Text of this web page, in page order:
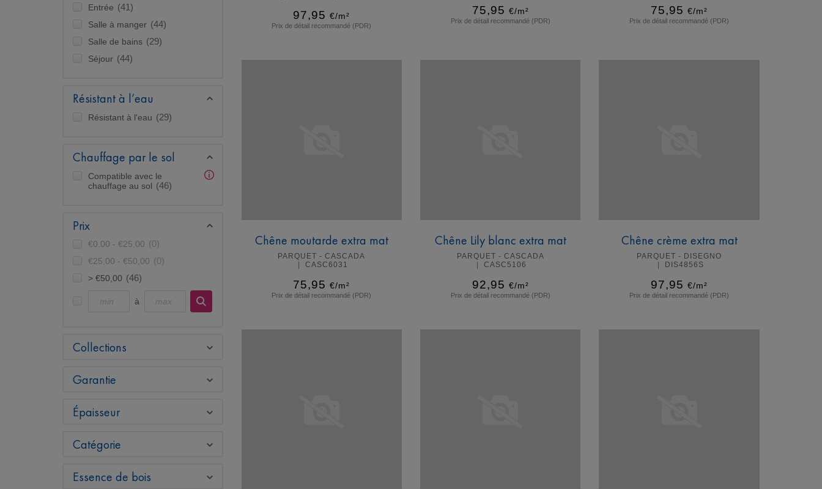
Entrée (41)
Salle à manger (44)
Salle de bains (29)
Séjour (44)
Résistant à l’eau
Résistant à l'eau (29)
Chauffage par le sol
Compatible avec le
chauffage au sol (46)
Prix
€0,00 - €25,00 (0)
€25,00 - €50,00 (0)
> €50,00 (46)
à
Collections
Garantie
Épaisseur
Catégorie
Essence de bois
97,95 €/m²
Prix de détail recommandé (PDR)
75,95 €/m²
Prix de détail recommandé (PDR)
75,95 €/m²
Prix de détail recommandé (PDR)
Chêne moutarde extra mat
PARQUET - CASCADA
CASC6031
75,95 €/m²
Prix de détail recommandé (PDR)
Chêne Lily blanc extra mat
PARQUET - CASCADA
CASC5106
92,95 €/m²
Prix de détail recommandé (PDR)
Chêne crème extra mat
PARQUET - DISEGNO
DIS4856S
97,95 €/m²
Prix de détail recommandé (PDR)